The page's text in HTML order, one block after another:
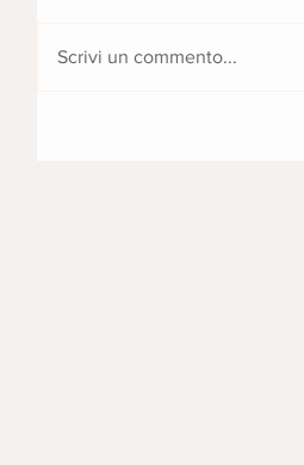
Scrivi un commento...